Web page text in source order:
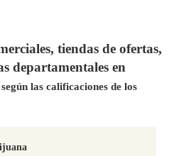
tiendas de ofertas,
departamentales en
las calificaciones de los